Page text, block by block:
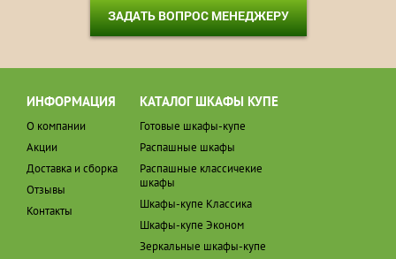
ЗАДАТЬ ВОПРОС МЕНЕДЖЕРУ
ИНФОРМАЦИЯ
О компании
Акции
Доставка и сборка
Отзывы
Контакты
КАТАЛОГ ШКАФЫ КУПЕ
Готовые шкафы-купе
Распашные шкафы
Распашные классичекие
шкафы
Шкафы-купе Классика
Шкафы-купе Эконом
Зеркальные шкафы-купе